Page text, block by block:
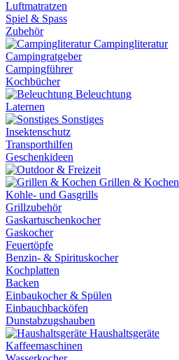
Luftmatratzen
Spiel & Spass
Zubehör
Campingliteratur
Campingratgeber
Campingführer
Kochbücher
Beleuchtung
Laternen
Sonstiges
Insektenschutz
Transporthilfen
Geschenkideen
Grillen & Kochen
Kohle- und Gasgrills
Grillzubehör
Gaskartuschenkocher
Gaskocher
Feuertöpfe
Benzin- & Spirituskocher
Kochplatten
Backen
Einbaukocher & Spülen
Einbauchbacköfen
Dunstabzugshauben
Haushaltsgeräte
Kaffeemaschinen